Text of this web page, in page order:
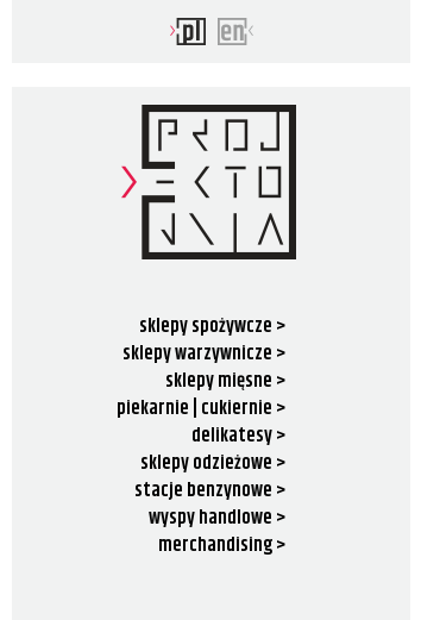
sklepy spożywcze >
sklepy warzywnicze >
sklepy mięsne >
piekarnie | cukiernie >
delikatesy >
sklepy odzieżowe >
stacje benzynowe >
wyspy handlowe >
merchandising >